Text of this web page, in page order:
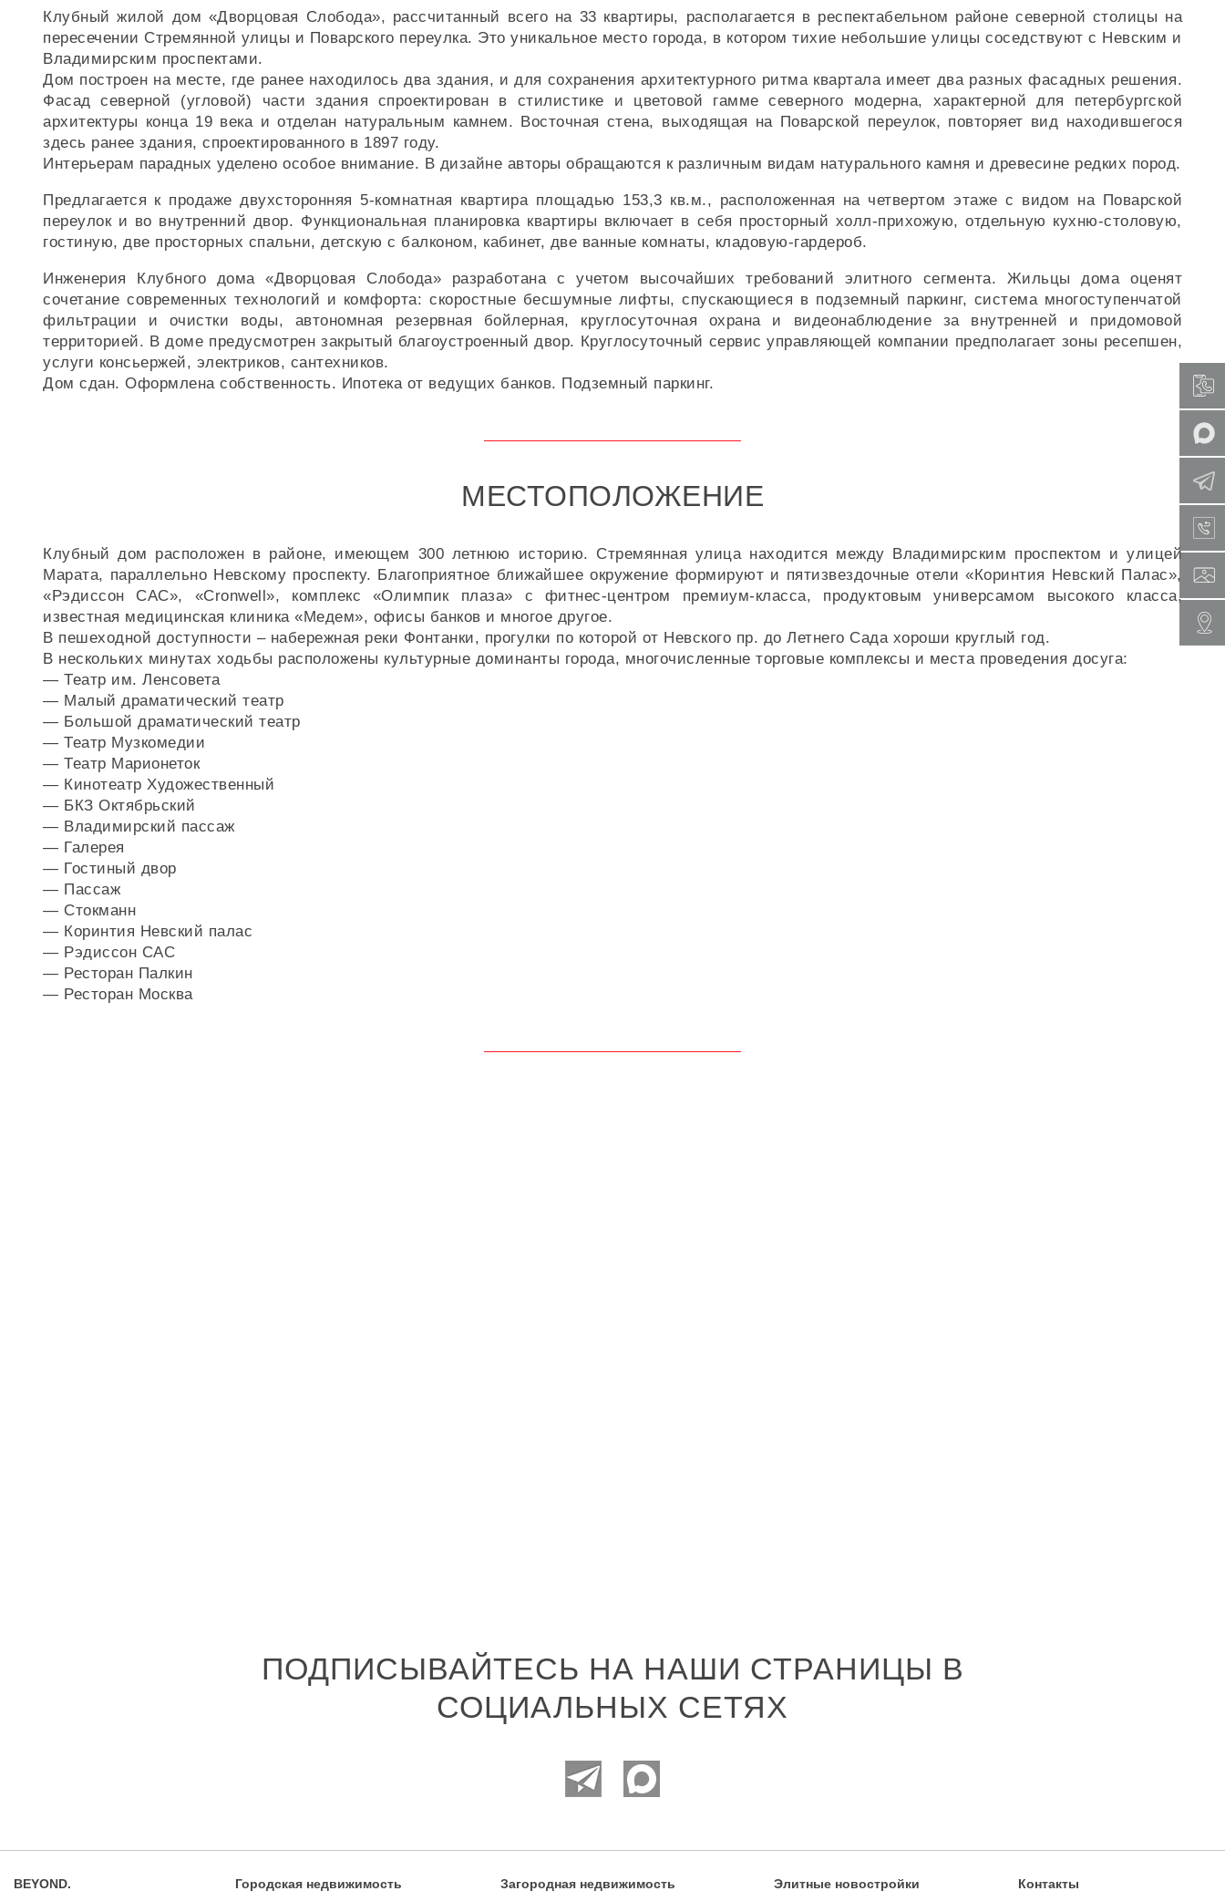
Клубный жилой дом «Дворцовая Слобода», рассчитанный всего на 33 квартиры, располагается в респектабельном районе северной столицы на
пересечении Стремянной улицы и Поварского переулка. Это уникальное место города, в котором тихие небольшие улицы соседствуют с Невским и
Владимирским проспектами.
Дом построен на месте, где ранее находилось два здания, и для сохранения архитектурного ритма квартала имеет два разных фасадных решения.
Фасад северной (угловой) части здания спроектирован в стилистике и цветовой гамме северного модерна, характерной для петербургской
архитектуры конца 19 века и отделан натуральным камнем. Восточная стена, выходящая на Поварской переулок, повторяет вид находившегося
здесь ранее здания, спроектированного в 1897 году.
Интерьерам парадных уделено особое внимание. В дизайне авторы обращаются к различным видам натурального камня и древесине редких пород.
Предлагается к продаже двухсторонняя 5-комнатная квартира площадью 153,3 кв.м., расположенная на четвертом этаже с видом на Поварской
переулок и во внутренний двор. Функциональная планировка квартиры включает в себя просторный холл-прихожую, отдельную кухню-столовую,
гостиную, две просторных спальни, детскую с балконом, кабинет, две ванные комнаты, кладовую-гардероб.
Инженерия Клубного дома «Дворцовая Слобода» разработана с учетом высочайших требований элитного сегмента. Жильцы дома оценят
сочетание современных технологий и комфорта: скоростные бесшумные лифты, спускающиеся в подземный паркинг, система многоступенчатой
фильтрации и очистки воды, автономная резервная бойлерная, круглосуточная охрана и видеонаблюдение за внутренней и придомовой
территорией. В доме предусмотрен закрытый благоустроенный двор. Круглосуточный сервис управляющей компании предполагает зоны ресепшен,
услуги консьержей, электриков, сантехников.
Дом сдан. Оформлена собственность. Ипотека от ведущих банков. Подземный паркинг.
МЕСТОПОЛОЖЕНИЕ
Клубный дом расположен в районе, имеющем 300 летнюю историю. Стремянная улица находится между Владимирским проспектом и улицей
Марата, параллельно Невскому проспекту. Благоприятное ближайшее окружение формируют и пятизвездочные отели «Коринтия Невский Палас»,
«Рэдиссон САС», «Cronwell», комплекс «Олимпик плаза» с фитнес-центром премиум-класса, продуктовым универсамом высокого класса,
известная медицинская клиника «Медем», офисы банков и многое другое.
В пешеходной доступности – набережная реки Фонтанки, прогулки по которой от Невского пр. до Летнего Сада хороши круглый год.
В нескольких минутах ходьбы расположены культурные доминанты города, многочисленные торговые комплексы и места проведения досуга:
— Театр им. Ленсовета
— Малый драматический театр
— Большой драматический театр
— Театр Музкомедии
— Театр Марионеток
— Кинотеатр Художественный
— БКЗ Октябрьский
— Владимирский пассаж
— Галерея
— Гостиный двор
— Пассаж
— Стокманн
— Коринтия Невский палас
— Рэдиссон САС
— Ресторан Палкин
— Ресторан Москва
ПОДПИСЫВАЙТЕСЬ НА НАШИ СТРАНИЦЫ В
СОЦИАЛЬНЫХ СЕТЯХ
BEYOND. Городская недвижимость Загородная недвижимость Элитные новостройки Контакты